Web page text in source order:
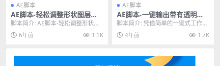
AE脚本
AE脚本-轻松调整形状图层大
小工具脚本 BorderPatrol v1.
0
脚本简介: AE脚本-轻松调整形状图
层大小工具脚本 BorderPatrol v...
6年前 1.1K
AE脚本
AE脚本-一键输出带有透明通
道的GIF动图插件脚本 GifGun
1.7.20
脚本简介: 凭借简单的一键式工作流
程、Alpha 通道支持、批量渲染和
GIF ...4年前 1.7K